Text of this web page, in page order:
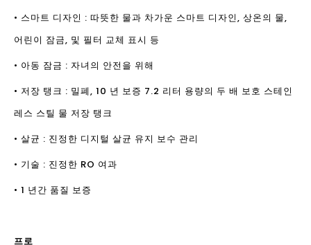
• 스마트 디자인 : 따뜻한 물과 차가운 스마트 디자인, 상온의 물,
어린이 잠금, 및 필터 교체 표시 등
• 아동 잠금 : 자녀의 안전을 위해
• 저장 탱크 : 밀폐, 10 년 보증 7.2 리터 용량의 두 배 보호 스테인
레스 스틸 물 저장 탱크
• 살균 : 진정한 디지털 살균 유지 보수 관리
• 기술 : 진정한 RO 여과
• 1 년간 품질 보증
프로